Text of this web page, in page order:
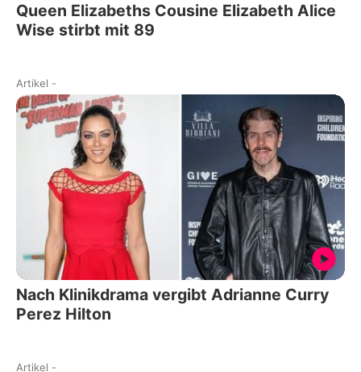
Queen Elizabeths Cousine Elizabeth Alice
Wise stirbt mit 89
Artikel -
Nach Klinikdrama vergibt Adrianne Curry
Perez Hilton
Artikel -